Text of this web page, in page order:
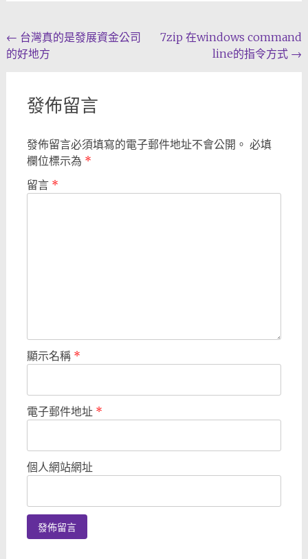
Post
navigation
← 台灣真的是發展資金公司
的好地方
7zip 在windows command
line的指令方式 →
發佈留言
發佈留言必須填寫的電子郵件地址不會公開。 必填
欄位標示為 *
留言 *
顯示名稱 *
電子郵件地址 *
個人網站網址